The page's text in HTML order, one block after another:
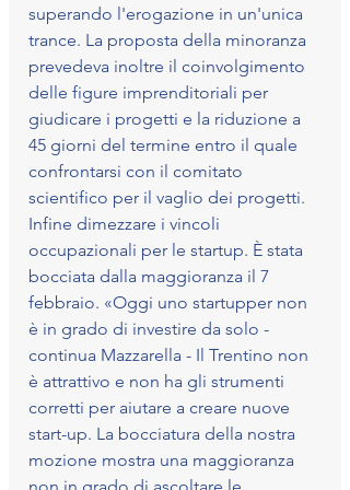
superando l'erogazione in un'unica
trance. La proposta della minoranza
prevedeva inoltre il coinvolgimento
delle figure imprenditoriali per
giudicare i progetti e la riduzione a
45 giorni del termine entro il quale
confrontarsi con il comitato
scientifico per il vaglio dei progetti.
Infine dimezzare i vincoli
occupazionali per le startup. È stata
bocciata dalla maggioranza il 7
febbraio. «Oggi uno startupper non
è in grado di investire da solo -
continua Mazzarella - Il Trentino non
è attrattivo e non ha gli strumenti
corretti per aiutare a creare nuove
start-up. La bocciatura della nostra
mozione mostra una maggioranza